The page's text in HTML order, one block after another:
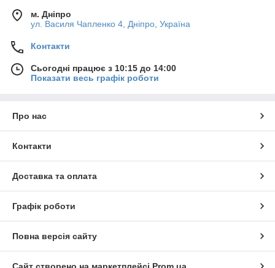
м. Дніпро
ул. Василя Чапленко 4, Дніпро, Україна
Контакти
Сьогодні працює з 10:15 до 14:00
Показати весь графік роботи
Про нас
Контакти
Доставка та оплата
Графік роботи
Повна версія сайту